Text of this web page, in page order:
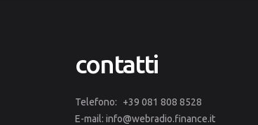
contatti
Telefono:
+39 081 808 8528
E-mail: info@webradio.finance.it